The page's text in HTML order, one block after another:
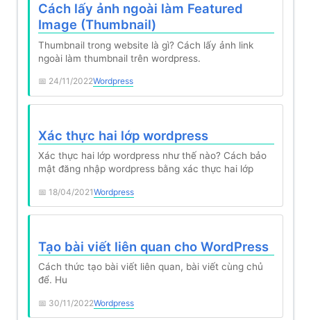
Cách lấy ảnh ngoài làm Featured
Image (Thumbnail)
Thumbnail trong website là gì? Cách lấy ảnh link
ngoài làm thumbnail trên wordpress.
24/11/2022Wordpress
Xác thực hai lớp wordpress
Xác thực hai lớp wordpress như thế nào? Cách bảo
mật đăng nhập wordpress bằng xác thực hai lớp
18/04/2021Wordpress
Tạo bài viết liên quan cho WordPress
Cách thức tạo bài viết liên quan, bài viết cùng chủ
để. Hu
30/11/2022Wordpress